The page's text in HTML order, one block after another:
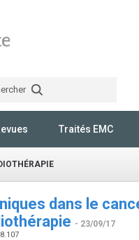
Traités EMC
dans le
- 23/09/17